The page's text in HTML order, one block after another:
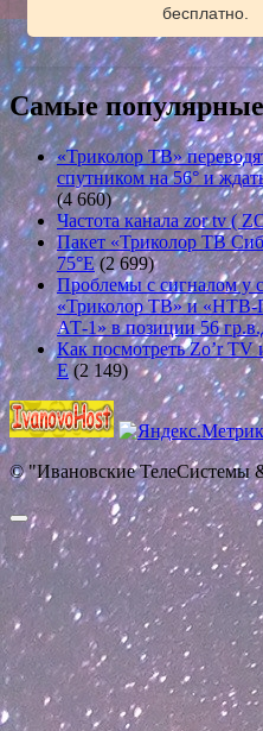
бесплатно.
Самые
«Триколор ТВ»
спутником на 56° и
(4 660)
Частота канала zor tv (
Пакет «Триколор ТВ
75°E (2 699)
Проблемы с сигналом у
«Триколор ТВ» и «НТВ-
АТ-1» в позиции 56
Как посмотреть Zo’r TV
E (2 149)
© "Ивановские ТелеСистемы
Прокрутить
вверх